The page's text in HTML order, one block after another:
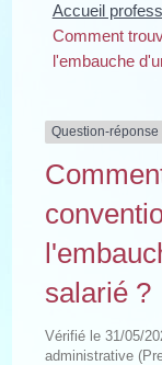
Accueil
Comment
l'embauche
Question-réponse
salarié ?
Vérifié le 31/05/
administrative